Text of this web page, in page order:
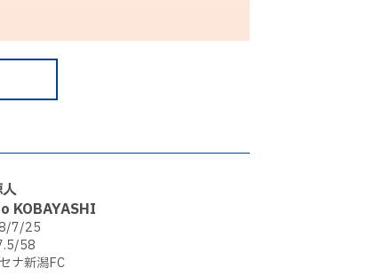
KOBAYASHI
7/25
58
ナ新潟FC